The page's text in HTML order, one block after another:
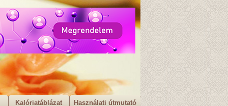
Kalóriatáblázat Használati útmutató